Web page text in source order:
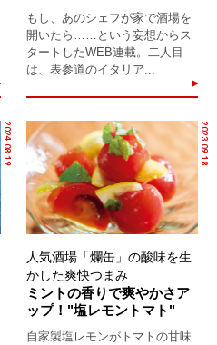
もし、あのシェフが家で酒場を
開いたら……という妄想からス
タートしたWEB連載。二人目
は、表参道のイタリア...
2024.08.19 2023.09.18
人気酒場「爛缶」の酸味を生
かした爽快つまみ
ミントの香りで爽やかさア
ップ！"塩レモントマト"
自家製塩レモンがトマトの甘味